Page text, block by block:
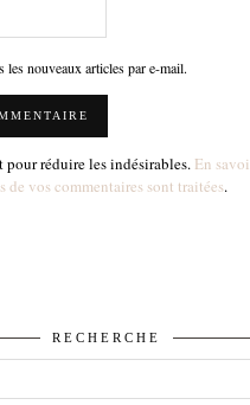
les nouveaux articles par e-mail.
réduire les indésirables. En
de vos commentaires sont traitées.
RECHERCHE